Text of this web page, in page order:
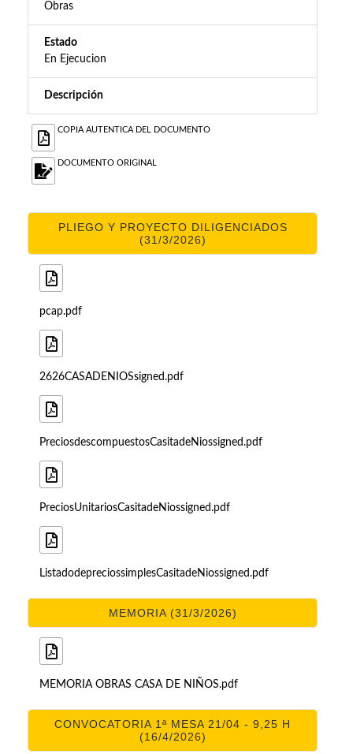
Obras
Estado
En Ejecucion
Descripción
COPIA AUTENTICA DEL DOCUMENTO
DOCUMENTO ORIGINAL
PLIEGO Y PROYECTO DILIGENCIADOS
(31/3/2026)
pcap.pdf
2626CASADENIOSsigned.pdf
PreciosdescompuestosCasitadeNiossigned.pdf
PreciosUnitariosCasitadeNiossigned.pdf
ListadodepreciossimplesCasitadeNiossigned.pdf
MEMORIA (31/3/2026)
MEMORIA OBRAS CASA DE NIÑOS.pdf
CONVOCATORIA 1ª MESA 21/04 - 9,25 H
(16/4/2026)